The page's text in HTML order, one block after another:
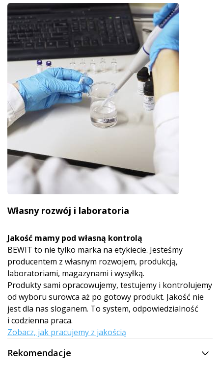
Własny rozwój i laboratoria
Jakość mamy pod własną kontrolą
BEWIT to nie tylko marka na etykiecie. Jesteśmy
producentem z własnym rozwojem, produkcją,
laboratoriami, magazynami i wysyłką.
Produkty sami opracowujemy, testujemy i kontrolujemy
od wyboru surowca aż po gotowy produkt. Jakość nie
jest dla nas sloganem. To system, odpowiedzialność
i codzienna praca.
Zobacz, jak pracujemy z jakością
Rekomendacje